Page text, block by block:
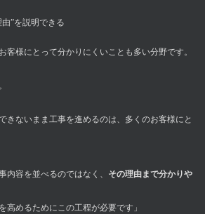
”を説明できる
客様にとって分かりにくいことも多い分野です。
きないまま工事を進めるのは、多くのお客様にと
内容を並べるのではなく、 その理由まで分かりや
高めるためにこの工程が必要です」